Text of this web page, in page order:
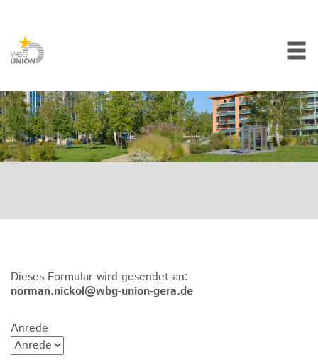
Dieses Formular wird gesendet an:
norman.nickol@wbg-union-gera.de
Anrede